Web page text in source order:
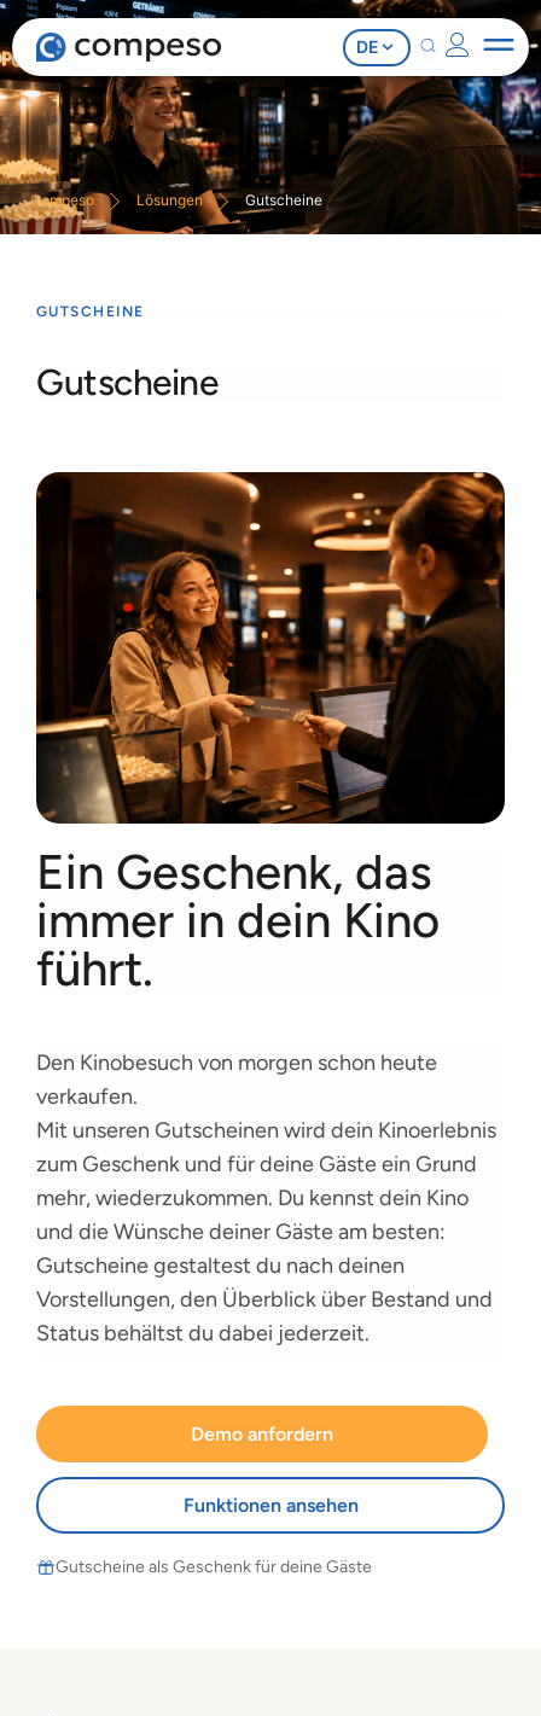
DE
Compeso Lösungen Gutscheine
GUTSCHEINE
Gutscheine
Ein Geschenk, das
immer in dein Kino
führt.
Den Kinobesuch von morgen schon heute
verkaufen.
Mit unseren Gutscheinen wird dein Kinoerlebnis
zum Geschenk und für deine Gäste ein Grund
mehr, wiederzukommen. Du kennst dein Kino
und die Wünsche deiner Gäste am besten:
Gutscheine gestaltest du nach deinen
Vorstellungen, den Überblick über Bestand und
Status behältst du dabei jederzeit.
Demo anfordern
Funktionen ansehen
Gutscheine als Geschenk für deine Gäste